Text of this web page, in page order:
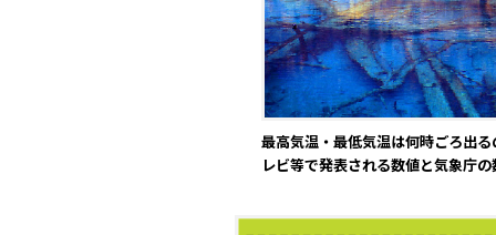
最高気温・最低気温は何時ごろ出
レビ等で発表される数値と気象庁